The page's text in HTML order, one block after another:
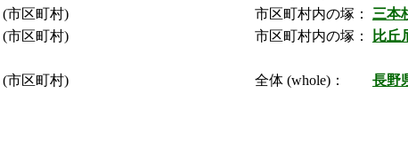
(市区町村) 市区町村内の塚： 三本
(市区町村) 市区町村内の塚： 比丘
(市区町村) 全体 (whole)： 長野